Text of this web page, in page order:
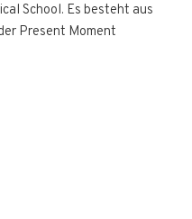
School. Es besteht aus
Present Moment